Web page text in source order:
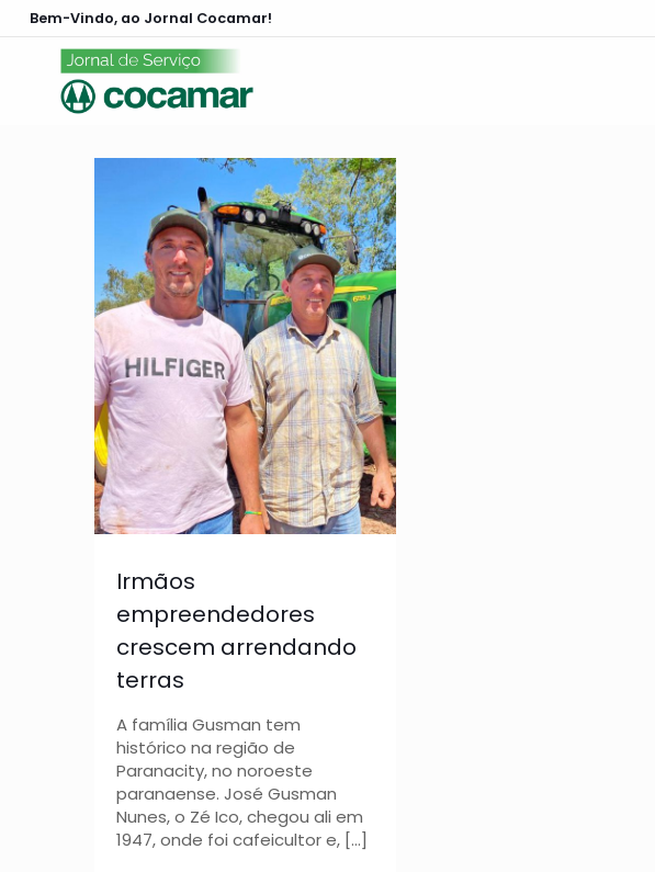
Bem-Vindo, ao Jornal Cocamar!
Irmãos
empreendedores
crescem arrendando
terras
A família Gusman tem
histórico na região de
Paranacity, no noroeste
paranaense. José Gusman
Nunes, o Zé Ico, chegou ali em
1947, onde foi cafeicultor e,[…]